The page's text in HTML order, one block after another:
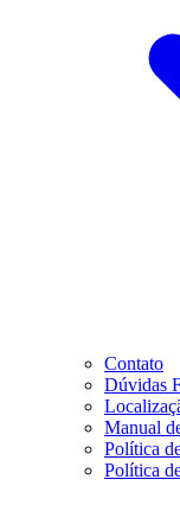
Contato
Dúvidas
Manual
Política
Política